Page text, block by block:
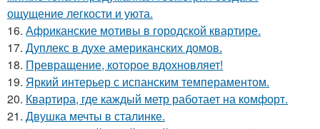
ощущение легкости и уюта.
16. Африканские мотивы в городской квартире.
17. Дуплекс в духе американских домов.
18. Превращение, которое вдохновляет!
19. Яркий интерьер с испанским темпераментом.
20. Квартира, где каждый метр работает на комфорт.
21. Двушка мечты в сталинке.